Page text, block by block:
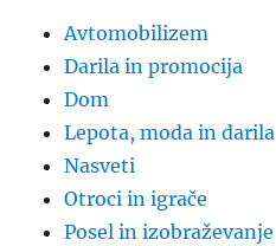
Avtomobilizem
Darila in promocija
Dom
Lepota, moda in darila
Nasveti
Otroci in igrače
Posel in izobraževanje